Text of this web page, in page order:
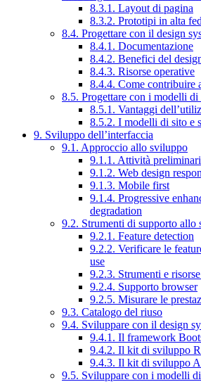
8.3.1. Layout di pagina
8.3.2. Prototipi in alta
8.4. Progettare con il design
8.4.1. Documentazione
8.4.2. Benefici del
8.4.3. Risorse operative
8.4.4. Come contribuire
8.5. Progettare con i modelli di
8.5.1. Vantaggi
8.5.2. I modelli di sito e
9. Sviluppo dell’interfaccia
9.1. Approccio allo sviluppo
9.1.1. Attività preliminari
9.1.2. Web design
9.1.3. Mobile first
9.1.4. Progressive
degradation
9.2. Strumenti di supporto allo
9.2.1. Feature detection
9.2.2. Verificare le
use
9.2.3. Strumenti e
9.2.4. Supporto browser
9.2.5. Misurare le
9.3. Catalogo del riuso
9.4. Sviluppare con il design
9.4.1. Il framework
9.4.2. Il kit di sviluppo
9.4.3. Il kit di sviluppo
9.5. Sviluppare con i modelli